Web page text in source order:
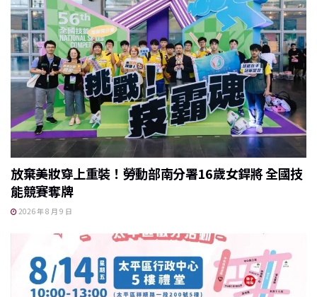
放棄美妝穿上重裝！勞動部南分署16歲女銲將 全國技
能競賽奪牌
2026 年 8 月 9 日